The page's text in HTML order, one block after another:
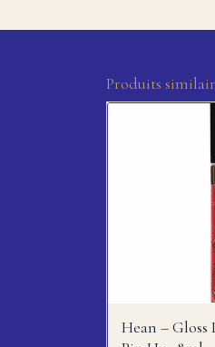
Produits
Hean –